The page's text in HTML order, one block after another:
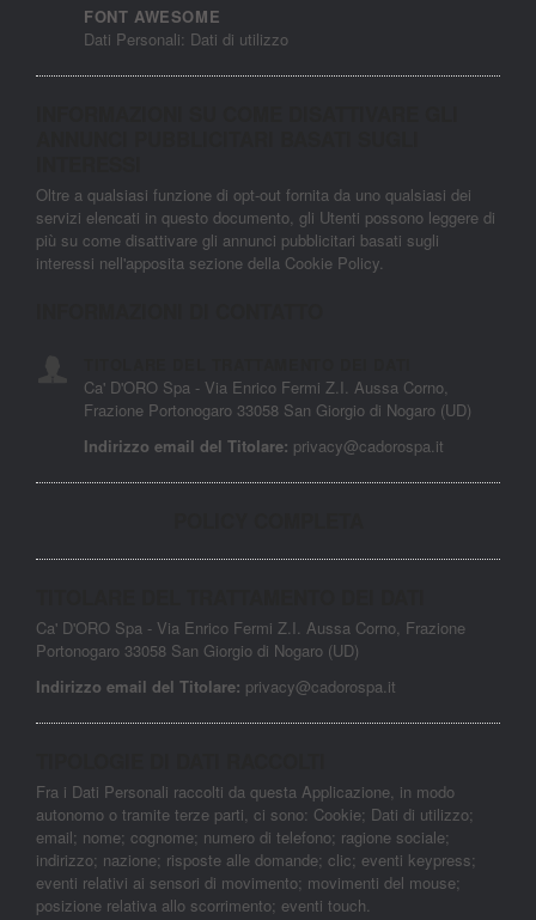
FONT AWESOME
Dati Personali: Dati di utilizzo
Oltre a qualsiasi funzione di opt-out fornita da uno qualsiasi dei
servizi elencati in questo documento, gli Utenti possono leggere di
più su come disattivare gli annunci pubblicitari basati sugli
interessi nell'apposita sezione della Cookie Policy.
Ca' D'ORO Spa - Via Enrico Fermi Z.I. Aussa Corno,
Frazione Portonogaro 33058 San Giorgio di Nogaro (UD)
Indirizzo email del Titolare: privacy@cadorospa.it
Ca' D'ORO Spa - Via Enrico Fermi Z.I. Aussa Corno, Frazione
Portonogaro 33058 San Giorgio di Nogaro (UD)
Indirizzo email del Titolare: privacy@cadorospa.it
Fra i Dati Personali raccolti da questa Applicazione, in modo
autonomo o tramite terze parti, ci sono: Cookie; Dati di utilizzo;
email; nome; cognome; numero di telefono; ragione sociale;
indirizzo; nazione; risposte alle domande; clic; eventi keypress;
eventi relativi ai sensori di movimento; movimenti del mouse;
posizione relativa allo scorrimento; eventi touch.